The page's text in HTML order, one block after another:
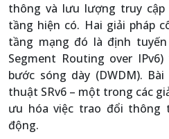
thông và lưu lượng truy
tầng hiện có. Hai giải pháp
tầng mạng đó là định tuyến
Segment Routing over
bước sóng dày (DWDM).
thuật SRv6 – một trong các
ưu hóa việc trao đổi thông
động.